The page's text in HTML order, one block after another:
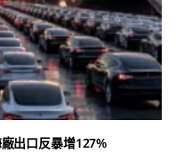
出口反暴增127%